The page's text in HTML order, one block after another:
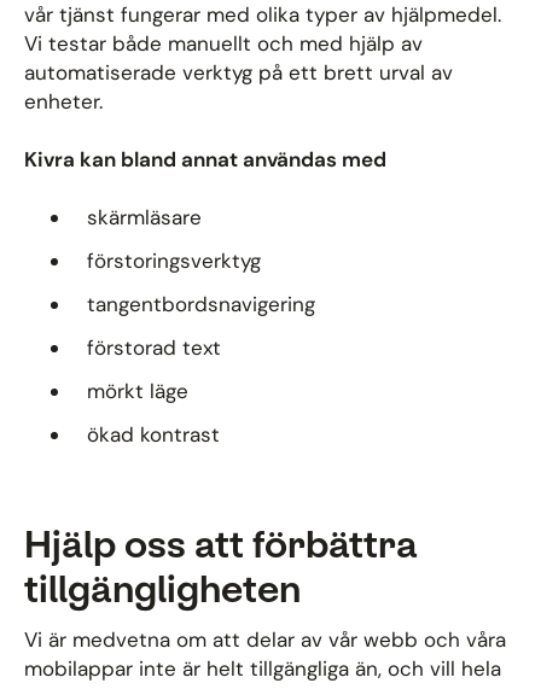
vår tjänst fungerar med olika typer av hjälpmedel.
Vi testar både manuellt och med hjälp av
automatiserade verktyg på ett brett urval av
enheter.
Kivra kan bland annat användas med
skärmläsare
förstoringsverktyg
tangentbordsnavigering
förstorad text
mörkt läge
ökad kontrast
Hjälp oss att förbättra
tillgängligheten
Vi är medvetna om att delar av vår webb och våra
mobilappar inte är helt tillgängliga än, och vill hela